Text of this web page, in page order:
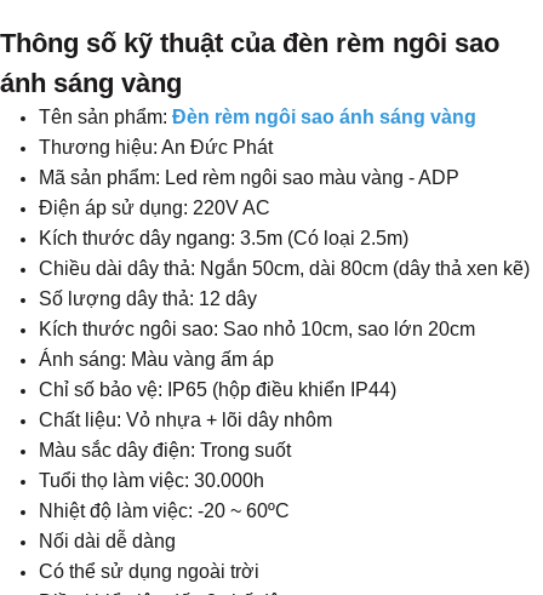
Thông số kỹ thuật của đèn rèm ngôi sao
ánh sáng vàng
Tên sản phẩm: Đèn rèm ngôi sao ánh sáng vàng
Thương hiệu: An Đức Phát
Mã sản phẩm: Led rèm ngôi sao màu vàng - ADP
Điện áp sử dụng: 220V AC
Kích thước dây ngang: 3.5m (Có loại 2.5m)
Chiều dài dây thả: Ngắn 50cm, dài 80cm (dây thả xen kẽ)
Số lượng dây thả: 12 dây
Kích thước ngôi sao: Sao nhỏ 10cm, sao lớn 20cm
Ánh sáng: Màu vàng ấm áp
Chỉ số bảo vệ: IP65 (hộp điều khiển IP44)
Chất liệu: Vỏ nhựa + lõi dây nhôm
Màu sắc dây điện: Trong suốt
Tuổi thọ làm việc: 30.000h
Nhiệt độ làm việc: -20 ~ 60ºC
Nối dài dễ dàng
Có thể sử dụng ngoài trời